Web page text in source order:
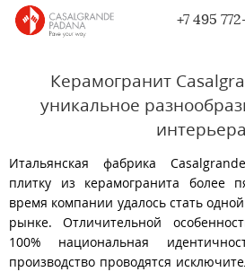
+7 495
Керамогранит
уникальное
интерьера
Итальянская фабрика
плитку из керамогранита более
время компании удалось стать
рынке. Отличительной
100% национальная
производство проводятся